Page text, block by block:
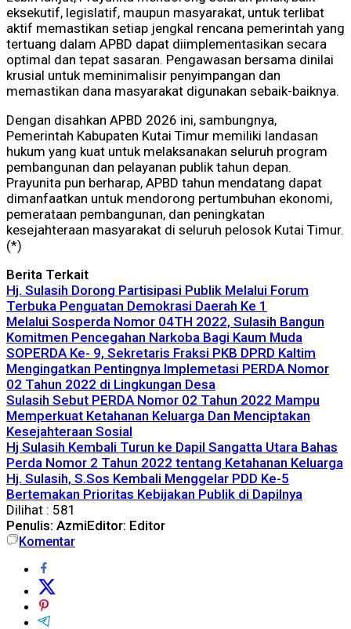
eksekutif, legislatif, maupun masyarakat, untuk terlibat
aktif memastikan setiap jengkal rencana pemerintah yang
tertuang dalam APBD dapat diimplementasikan secara
optimal dan tepat sasaran. Pengawasan bersama dinilai
krusial untuk meminimalisir penyimpangan dan
memastikan dana masyarakat digunakan sebaik-baiknya.
Dengan disahkan APBD 2026 ini, sambungnya,
Pemerintah Kabupaten Kutai Timur memiliki landasan
hukum yang kuat untuk melaksanakan seluruh program
pembangunan dan pelayanan publik tahun depan.
Prayunita pun berharap, APBD tahun mendatang dapat
dimanfaatkan untuk mendorong pertumbuhan ekonomi,
pemerataan pembangunan, dan peningkatan
kesejahteraan masyarakat di seluruh pelosok Kutai Timur.
(*)
Berita Terkait
Hj. Sulasih Dorong Partisipasi Publik Melalui Forum
Terbuka Penguatan Demokrasi Daerah Ke 1
Melalui Sosperda Nomor 04TH 2022, Sulasih Bangun
Komitmen Pencegahan Narkoba Bagi Kaum Muda
SOPERDA Ke- 9, Sekretaris Fraksi PKB DPRD Kaltim
Mengingatkan Pentingnya Implemetasi PERDA Nomor
02 Tahun 2022 di Lingkungan Desa
Sulasih Sebut PERDA Nomor 02 Tahun 2022 Mampu
Memperkuat Ketahanan Keluarga Dan Menciptakan
Kesejahteraan Sosial
Hj Sulasih Kembali Turun ke Dapil Sangatta Utara Bahas
Perda Nomor 2 Tahun 2022 tentang Ketahanan Keluarga
Hj. Sulasih, S.Sos Kembali Menggelar PDD Ke-5
Bertemakan Prioritas Kebijakan Publik di Dapilnya
Dilihat : 581
Penulis: AzmiEditor: Editor
Komentar